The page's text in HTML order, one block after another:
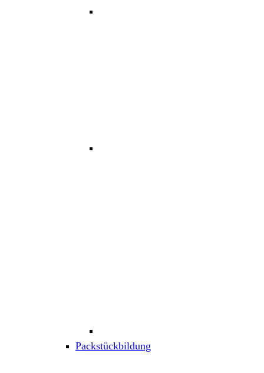
Packstückbildung